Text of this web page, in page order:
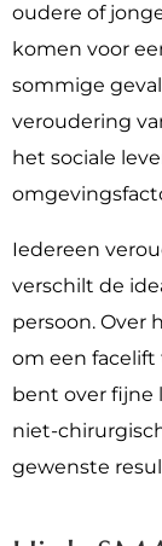
oudere of
komen voor
sommige
veroudering
het sociale
Iedereen
verschilt de
persoon. Over
om een
bent over fijne
niet-
gewenste